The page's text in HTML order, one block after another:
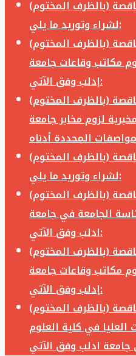
(بالظرف المختوم)
لشراء وتوريد ما يلي:
(بالظرف المختوم)
مكاتب وقاعات جامعة
إدلب وفق الآتي:
(بالظرف المختوم)
لزوم مخابر جامعة
(بالظرف المختوم)
لشراء وتوريد ما يلي:
(بالظرف المختوم)
الجامعة في جامعة
ادلب وفق الآتي:
(بالظرف المختوم)
مكاتب وقاعات جامعة
إدلب وفق الآتي:
(بالظرف المختوم)
العليا في كلية العلوم